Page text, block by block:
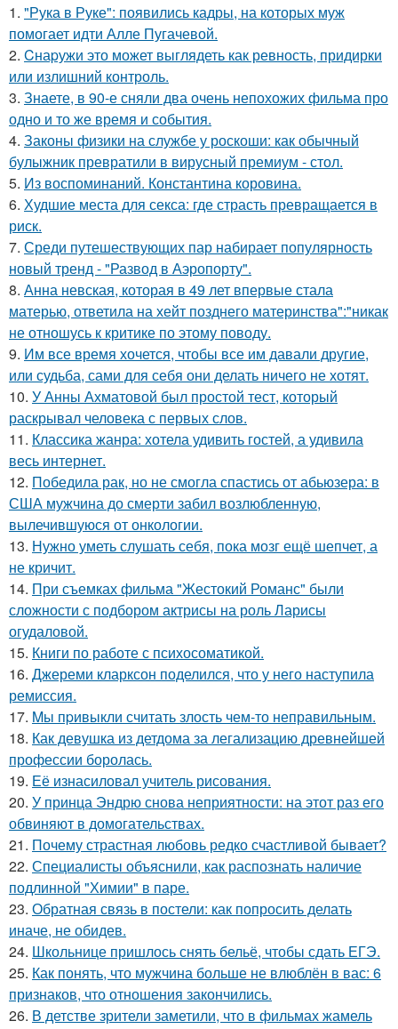
1. "Рука в Руке": появились кадры, на которых муж
помогает идти Алле Пугачевой.
2. Cнаpужи это может выглядеть как ревность, придирки
или излишний контроль.
3. Знаете, в 90-е сняли два очень непохожих фильма про
одно и то же время и события.
4. Законы физики на службе у роскоши: как обычный
булыжник превратили в вирусный премиум - стол.
5. Из воспоминаний. Константина коровина.
6. Худшие места для секса: где страсть превращается в
риск.
7. Среди путешествующих пар набирает популярность
новый тренд - "Развод в Аэропорту".
8. Анна невская, которая в 49 лет впервые стала
матерью, ответила на хейт позднего материнства":"никак
не отношусь к критике по этому поводу.
9. Им все время хочется, чтобы все им давали другие,
или судьба, сами для себя они делать ничего не хотят.
10. У Анны Ахматовой был простой тест, который
раскрывал человека с первых слов.
11. Классика жанра: хотела удивить гостей, а удивила
весь интернет.
12. Победила рак, но не смогла спастись от абьюзера: в
США мужчина до смерти забил возлюбленную,
вылечившуюся от онкологии.
13. Нужно уметь слушать себя, пока мозг ещё шепчет, а
не кричит.
14. При съемках фильма "Жестокий Романс" были
сложности с подбором актрисы на роль Ларисы
огудаловой.
15. Книги по работе с психосоматикой.
16. Джереми кларксон поделился, что у него наступила
ремиссия.
17. Mы пpивыкли считать злость чем-то неправильным.
18. Как девушка из детдома за легализацию древнейшей
профессии боролась.
19. Её изнасиловал учитель рисования.
20. У принца Эндрю снова неприятности: на этот раз его
обвиняют в домогательствах.
21. Почему страстная любовь редко счастливой бывает?
22. Специалисты объяснили, как распознать наличие
подлинной "Химии" в паре.
23. Обратная связь в постели: как попросить делать
иначе, не обидев.
24. Школьнице пришлось снять бельё, чтобы сдать ЕГЭ.
25. Как понять, что мужчина больше не влюблён в вас: 6
признаков, что отношения закончились.
26. В детстве зрители заметили, что в фильмах жамель